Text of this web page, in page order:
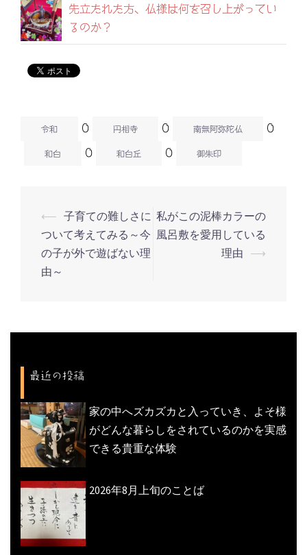
先立たれた方、仏様は何を召し上がってい
るのか？
令和 0 円相寺 0 南無阿弥陀仏 0
和白 0 和白丘 0 御朱印
投
稿
ナ
ョ
⟵ 子育ての難しさに
ついて考えてみる～今
の子が外で遊ばない理
由～
私がこの泥棒カラーの
風呂敷を愛用している
理由 ⟶
最近の投稿
家の中へズカズカと入っていき、よそ様
がどんな暮らしをされているのかを実感
できる貴重な体験
2026年8月上旬のことば